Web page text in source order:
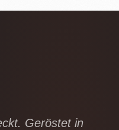
Geröstet in